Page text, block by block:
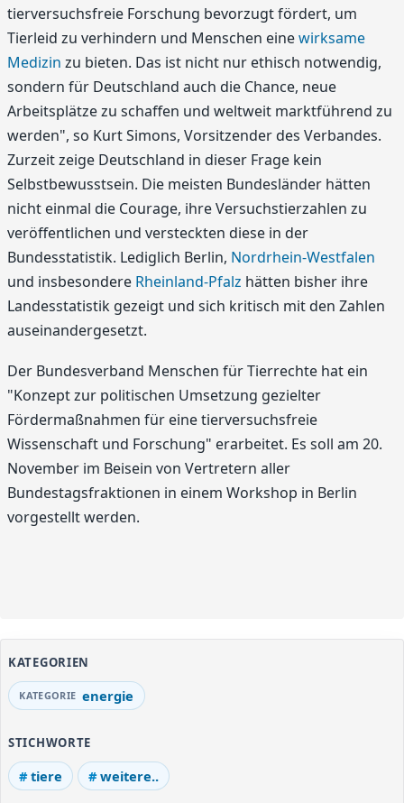
tierversuchsfreie Forschung bevorzugt fördert, um
Tierleid zu verhindern und Menschen einewirksame
Medizin zu bieten. Das ist nicht nur ethisch notwendig,
sondern für Deutschland auch die Chance, neue
Arbeitsplätze zu schaffen und weltweit marktführend zu
werden", so Kurt Simons, Vorsitzender des Verbandes.
Zurzeit zeige Deutschland in dieser Frage kein
Selbstbewusstsein. Die meisten Bundesländer hätten
nicht einmal die Courage, ihre Versuchstierzahlen zu
veröffentlichen und versteckten diese in der
Bundesstatistik. Lediglich Berlin, Nordrhein-Westfalen
und insbesondere Rheinland-Pfalz hätten bisher ihre
Landesstatistik gezeigt und sich kritisch mit den Zahlen
auseinandergesetzt.
Der Bundesverband Menschen für Tierrechte hat ein
"Konzept zur politischen Umsetzung gezielter
Fördermaßnahmen für eine tierversuchsfreie
Wissenschaft und Forschung" erarbeitet. Es soll am 20.
November im Beisein von Vertretern aller
Bundestagsfraktionen in einem Workshop in Berlin
vorgestellt werden.
KATEGORIEN
energie
STICHWORTE
tiere weitere..